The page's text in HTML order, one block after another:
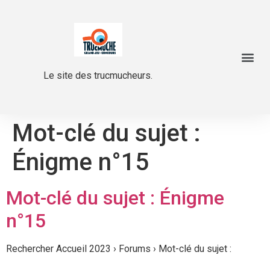
Le site des trucmucheurs.
Mot-clé du sujet :
Énigme n°15
Mot-clé du sujet : Énigme
n°15
Rechercher Accueil 2023 › Forums › Mot-clé du sujet :